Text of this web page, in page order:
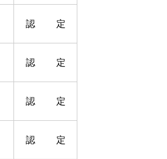
認 定
認 定
認 定
認 定